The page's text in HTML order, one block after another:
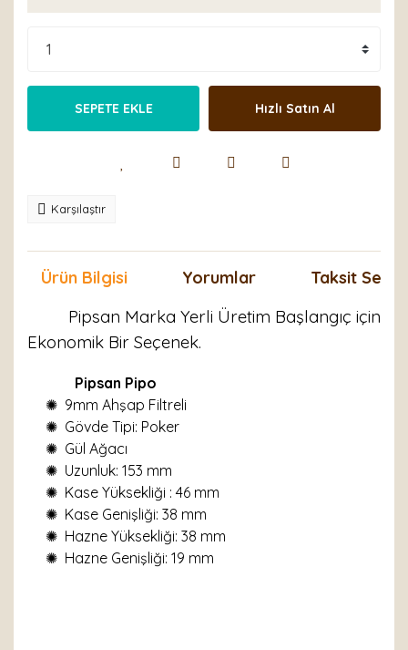
SEPETE EKLE Hızlı Satın Al
Karşılaştır
Ürün Bilgisi Yorumlar Taksit
Pipsan Marka Yerli Üretim Başlangıç için
Ekonomik Bir Seçenek.
Pipsan Pipo
✺ 9mm Ahşap Filtreli
✺ Gövde Tipi: Poker
✺ Gül Ağacı
✺ Uzunluk: 153 mm
✺ Kase Yüksekliği : 46 mm
✺ Kase Genişliği: 38 mm
✺ Hazne Yüksekliği: 38 mm
✺ Hazne Genişliği: 19 mm